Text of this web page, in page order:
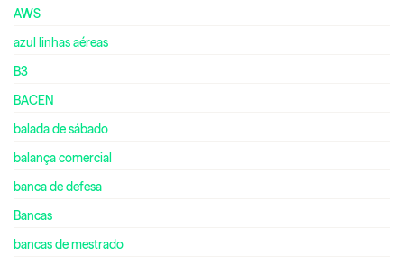
AWS
azul linhas aéreas
B3
BACEN
balada de sábado
balança comercial
banca de defesa
Bancas
bancas de mestrado